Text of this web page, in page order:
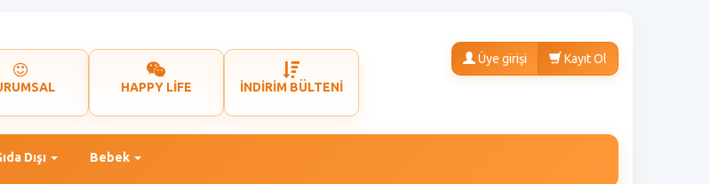
HAPPY LİFE İNDİRİM BÜLTENİ
Üye girişi Kayıt Ol
Dışı Bebek